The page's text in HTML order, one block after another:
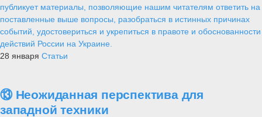
публикует материалы, позволяющие нашим читателям ответить на
поставленные выше вопросы, разобраться в истинных причинах
событий, удостовериться и укрепиться в правоте и обоснованности
действий России на Украине.
28 января Статьи
⑬ Неожиданная перспектива для
западной техники